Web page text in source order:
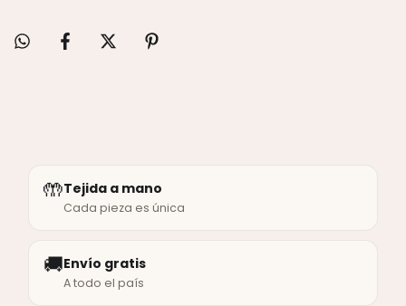
🤲Tejida a mano
Cada pieza es única
🚚Envío gratis
A todo el país